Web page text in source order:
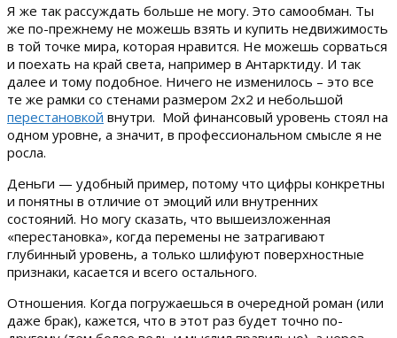
Я же так рассуждать больше не могу. Это самообман. Ты
же по-прежнему не можешь взять и купить недвижимость
в той точке мира, которая нравится. Не можешь сорваться
и поехать на край света, например в Антарктиду. И так
далее и тому подобное. Ничего не изменилось – это все
те же рамки со стенами размером 2х2 и небольшой
перестановкой внутри. Мой финансовый уровень стоял на
одном уровне, а значит, в профессиональном смысле я не
росла.
Деньги — удобный пример, потому что цифры конкретны
и понятны в отличие от эмоций или внутренних
состояний. Но могу сказать, что вышеизложенная
«перестановка», когда перемены не затрагивают
глубинный уровень, а только шлифуют поверхностные
признаки, касается и всего остального.
Отношения. Когда погружаешься в очередной роман (или
даже брак), кажется, что в этот раз будет точно по-